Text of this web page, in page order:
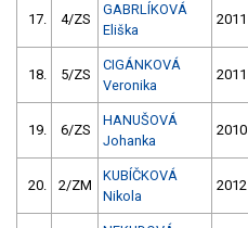
17. 4/ZS
GABRLÍKOVÁ
Eliška
2011
18. 5/ZS
CIGÁNKOVÁ
Veronika
2011
19. 6/ZS
HANUŠOVÁ
Johanka
2010
20. 2/ZM
KUBÍČKOVÁ
Nikola
2012